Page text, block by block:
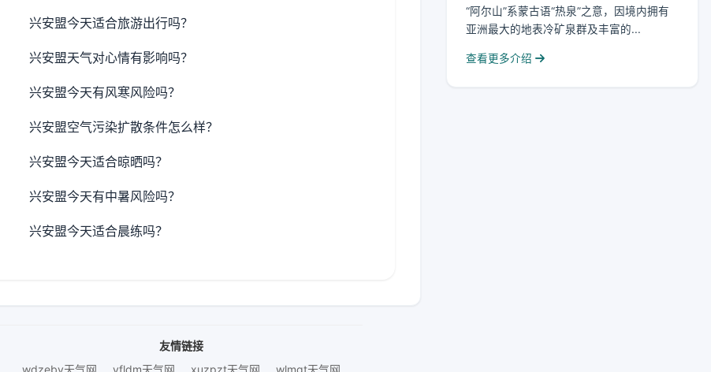
兴安盟今天适合旅游出行吗？
兴安盟天气对心情有影响吗？
兴安盟今天有风寒风险吗？
兴安盟空气污染扩散条件怎么样？
兴安盟今天适合晾晒吗？
兴安盟今天有中暑风险吗？
兴安盟今天适合晨练吗？
“阿尔山”系蒙古语“热泉”之意，因境内拥有
亚洲最大的地表冷矿泉群及丰富的...
查看更多介绍
友情链接
wdzeby天气网
yfldm天气网 xuzpzt天气网 wlmgt天气网